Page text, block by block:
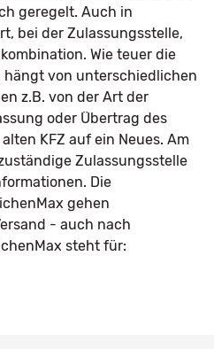
geregelt. Auch in
bei der Zulassungsstelle,
Wie teuer die
hängt von unterschiedlichen
z.B. von der Art der
oder Übertrag des
KFZ auf ein Neues. Am
Zulassungsstelle
Die
gehen
- auch nach
steht für: